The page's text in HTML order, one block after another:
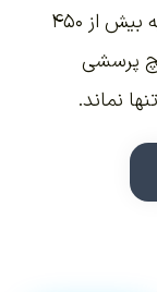
همراهی در مسیر ساختن است. تا امروز به بیش از ۴۵۰
پرسشی
نماند.